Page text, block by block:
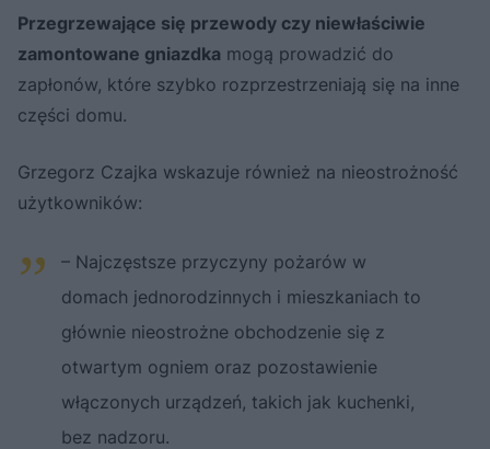
Przegrzewające się przewody czy niewłaściwie
zamontowane gniazdka mogą prowadzić do
zapłonów, które szybko rozprzestrzeniają się na inne
części domu.
Grzegorz Czajka wskazuje również na nieostrożność
użytkowników:
– Najczęstsze przyczyny pożarów w
domach jednorodzinnych i mieszkaniach to
głównie nieostrożne obchodzenie się z
otwartym ogniem oraz pozostawienie
włączonych urządzeń, takich jak kuchenki,
bez nadzoru.